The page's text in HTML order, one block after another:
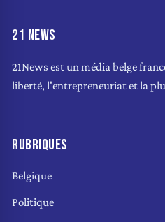
21 NEWS
21News est un média belge
liberté, l'entrepreneuriat et la
RUBRIQUES
Belgique
Politique